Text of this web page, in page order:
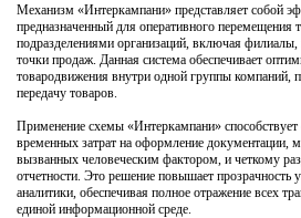
Механизм «Интеркампани» представляет собой
предназначенный для оперативного
подразделениями организаций, включая филиалы,
точки продаж. Данная система обеспечивает
товародвижения внутри одной группы компаний,
передачу товаров.
Применение схемы «Интеркампани»
временных затрат на оформление документации,
вызванных человеческим фактором, и четкому
отчетности. Это решение повышает прозрачность
аналитики, обеспечивая полное отражение всех
единой информационной среде.